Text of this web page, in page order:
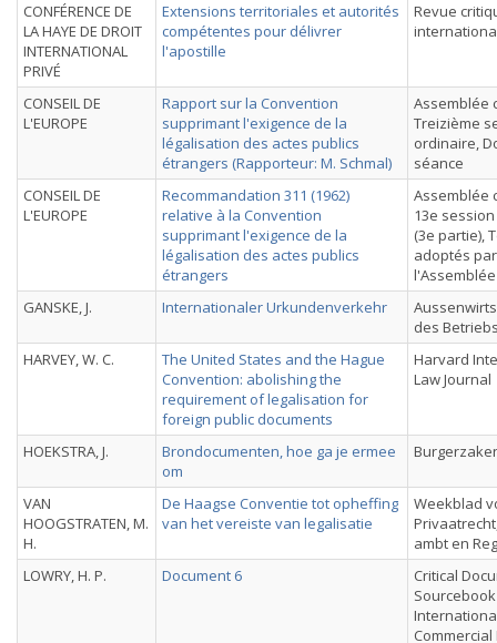
CONFÉRENCE DE
LA HAYE DE DROIT
INTERNATIONAL
PRIVÉ
Extensions territoriales et autorités
compétentes pour délivrer
l'apostille
Revue
CONSEIL DE
L'EUROPE
Rapport sur la Convention
supprimant l'exigence de la
légalisation des actes publics
étrangers (Rapporteur: M. Schmal)
Assemblée
Treizième
ordinaire,
séance
CONSEIL DE
L'EUROPE
Recommandation 311 (1962)
relative à la Convention
supprimant l'exigence de la
légalisation des actes publics
étrangers
Assemblée
13e
(3e partie),
adoptés par
l'Assemblée
GANSKE, J.
Internationaler Urkundenverkehr
des
HARVEY, W. C.
The United States and the Hague
Convention: abolishing the
requirement of legalisation for
foreign public documents
Harvard
Law Journal
HOEKSTRA, J.
Brondocumenten, hoe ga je ermee
om
VAN
HOOGSTRATEN, M.
H.
De Haagse Conventie tot opheffing
van het vereiste van legalisatie
Weekblad
ambt en
LOWRY, H. P.
Document 6
Critical